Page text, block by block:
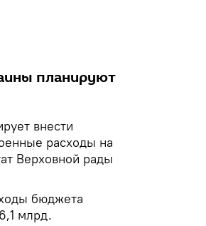
планируют
внести
расходы на
Верховной рады
бюджета
млрд.